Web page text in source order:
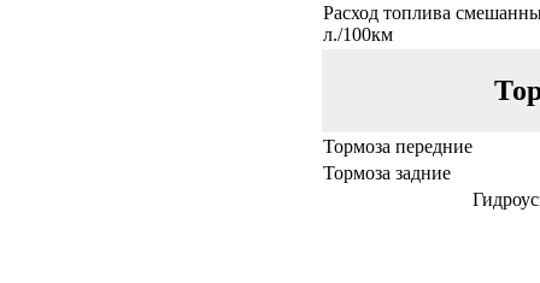
Расход топлива
л./100км
Тормоза передние
Тормоза задние